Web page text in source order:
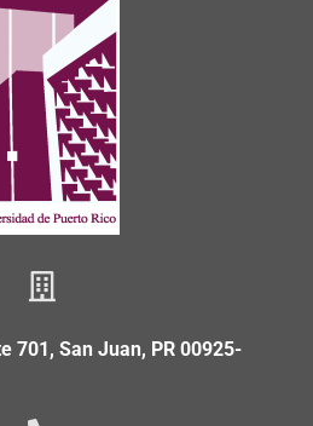
701, San Juan, PR 00925-